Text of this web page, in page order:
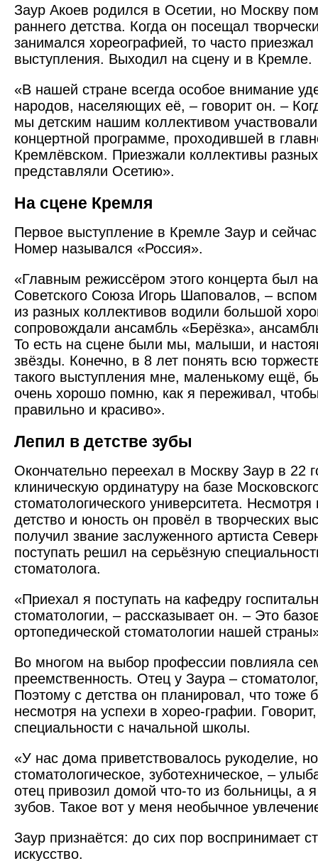
Заур Акоев родился в Осетии, но Москву
раннего детства. Когда он посещал
занимался хореографией, то часто приезжал
выступления. Выходил на сцену и в Кремле.
«В нашей стране всегда особое внимание
народов, населяющих её, – говорит он. –
мы детским нашим коллективом
концертной программе, проходившей в
Кремлёвском. Приезжали коллективы
представляли Осетию».
На сцене Кремля
Первое выступление в Кремле Заур и
Номер назывался «Россия».
«Главным режиссёром этого концерта был
Советского Союза Игорь Шаповалов, –
из разных коллективов водили большой
сопровождали ансамбль «Берёзка»,
То есть на сцене были мы, малыши, и
звёзды. Конечно, в 8 лет понять всю
такого выступления мне, маленькому ещё,
очень хорошо помню, как я переживал,
правильно и красиво».
Лепил в детстве зубы
Окончательно переехал в Москву Заур в 22
клиническую ординатуру на базе
стоматологического университета. Несмотря
детство и юность он провёл в творческих
получил звание заслуженного артиста
поступать решил на серьёзную
стоматолога.
«Приехал я поступать на кафедру
стоматологии, – рассказывает он. – Это
ортопедической стоматологии нашей
Во многом на выбор профессии повлияла
преемственность. Отец у Заура –
Поэтому с детства он планировал, что тоже
несмотря на успехи в хорео-графии.
специальности с начальной школы.
«У нас дома приветствовалось рукоделие,
стоматологическое, зуботехническое, –
отец привозил домой что-то из больницы, а
зубов. Такое вот у меня необычное
Заур признаётся: до сих пор воспринимает
искусство.